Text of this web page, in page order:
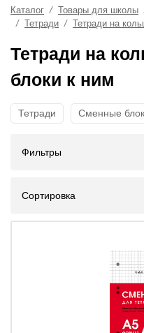
Каталог Товары для школы
Тетради
Тетради на
Тетради на
блоки к ним
Тетради Сменные
Фильтры
Сортировка